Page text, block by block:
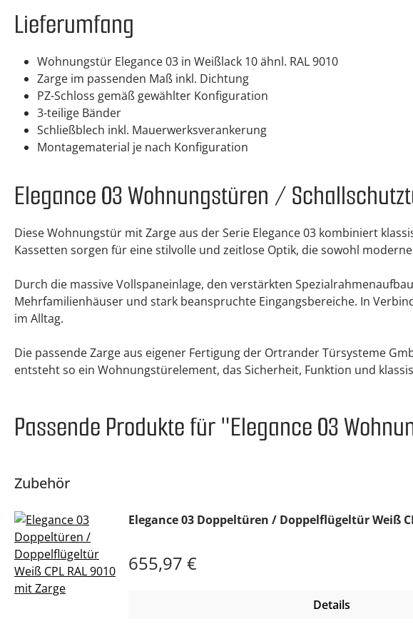
Lieferumfang
Wohnungstür Elegance 03 in Weißlack 10 ähnl. RAL 9010
Zarge im passenden Maß inkl. Dichtung
PZ-Schloss gemäß gewählter Konfiguration
3-teilige Bänder
Schließblech inkl. Mauerwerksverankerung
Montagematerial je nach Konfiguration
Elegance 03 Wohnungstüren /
Diese Wohnungstür mit Zarge aus der Serie Elegance 03 kombiniert
Kassetten sorgen für eine stilvolle und zeitlose Optik, die sowohl
Durch die massive Vollspaneinlage, den verstärkten
Mehrfamilienhäuser und stark beanspruchte Eingangsbereiche. In
im Alltag.
Die passende Zarge aus eigener Fertigung der Ortrander Türsysteme
entsteht so ein Wohnungstürelement, das Sicherheit, Funktion und
Passende Produkte für "Elegance 03
Zubehör
Elegance 03 Doppeltüren / Doppelflügeltür Weiß
Regulärer Preis:
655,97 €
Details